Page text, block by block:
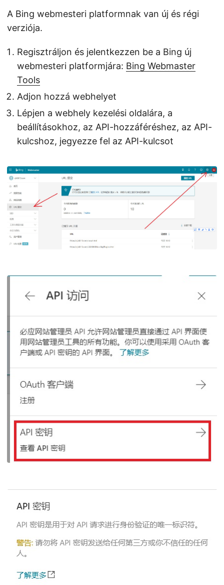
A Bing webmesteri platformnak van új és régi
verziója.
Regisztráljon és jelentkezzen be a Bing új
webmesteri platformjára: Bing Webmaster
Tools
Adjon hozzá webhelyet
Lépjen a webhely kezelési oldalára, a
beállításokhoz, az API-hozzáféréshez, az API-
kulcshoz, jegyezze fel az API-kulcsot